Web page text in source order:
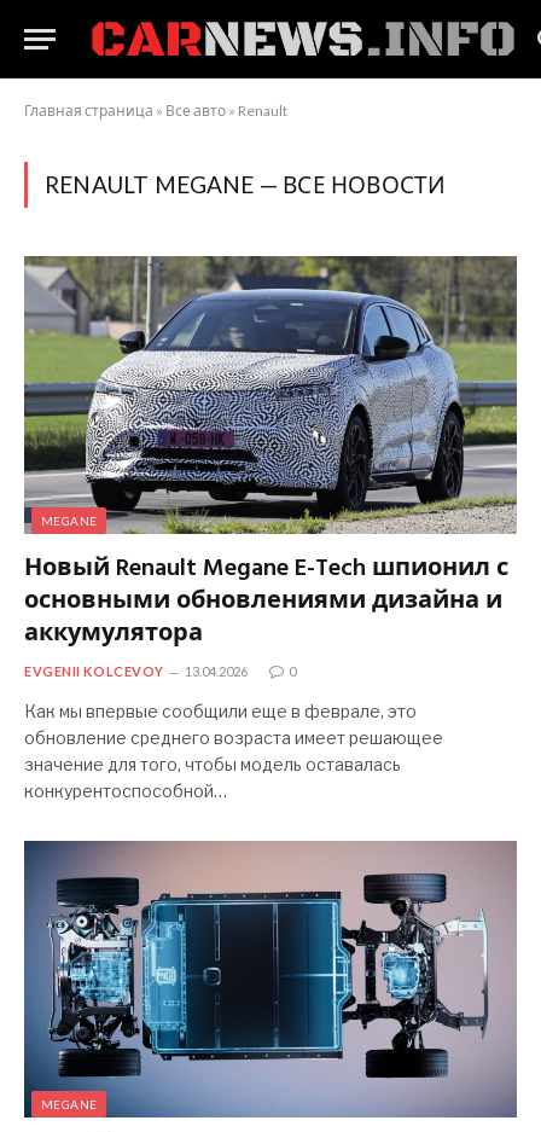
Главная страница » Все авто » Renault
RENAULT MEGANE — ВСЕ НОВОСТИ
MEGANE
Новый Renault Megane E-Tech шпионил с
основными обновлениями дизайна и
аккумулятора
EVGENII KOLCEVOY 13.04.2026 0
Как мы впервые сообщили еще в феврале, это
обновление среднего возраста имеет решающее
значение для того, чтобы модель оставалась
конкурентоспособной…
MEGANE